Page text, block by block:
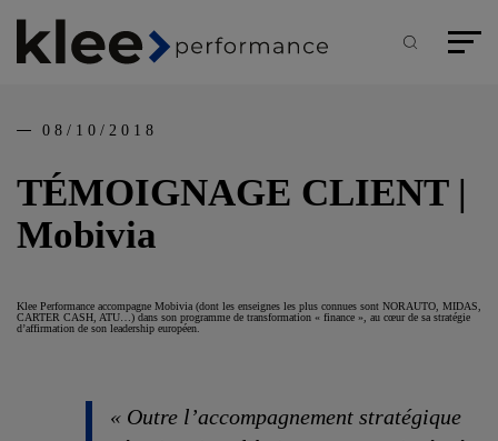
contenu
principal
Recherche
Menu
TÉMOIGNAGE CLIENT |
Mobivia
08/10/2018
Klee Performance accompagne Mobivia (dont les enseignes les plus connues sont NORAUTO, MIDAS,
CARTER CASH, ATU…) dans son programme de transformation « finance », au cœur de sa stratégie
d’affirmation de son leadership européen.
« Outre l’accompagnement stratégique